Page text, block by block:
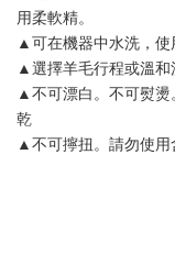
用柔軟精。
▲可在機器中水洗，
▲選擇羊毛行程或溫和
▲不可漂白。不可熨
乾
▲不可擰扭。請勿使用